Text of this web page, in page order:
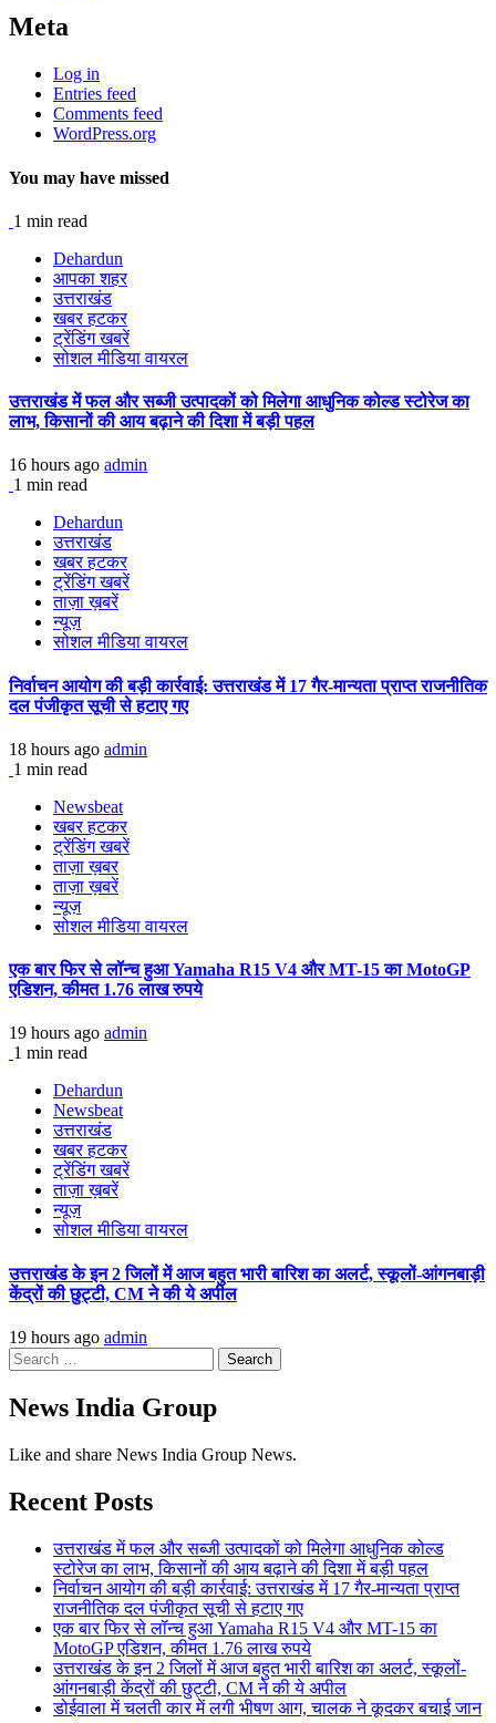
Meta
Log in
Entries feed
Comments feed
WordPress.org
You may have missed
1 min read
Dehardun
आपका शहर
उत्तराखंड
खबर हटकर
ट्रेंडिंग खबरें
सोशल मीडिया वायरल
उत्तराखंड में फल और सब्जी उत्पादकों को मिलेगा आधुनिक कोल्ड स्टोरेज का
लाभ, किसानों की आय बढ़ाने की दिशा में बड़ी पहल
16 hours ago admin
1 min read
Dehardun
उत्तराखंड
खबर हटकर
ट्रेंडिंग खबरें
ताज़ा ख़बरें
न्यूज़
सोशल मीडिया वायरल
निर्वाचन आयोग की बड़ी कार्रवाई: उत्तराखंड में 17 गैर-मान्यता प्राप्त राजनीतिक
दल पंजीकृत सूची से हटाए गए
18 hours ago admin
1 min read
Newsbeat
खबर हटकर
ट्रेंडिंग खबरें
ताज़ा ख़बर
ताज़ा ख़बरें
न्यूज़
सोशल मीडिया वायरल
एक बार फिर से लॉन्च हुआ Yamaha R15 V4 और MT-15 का MotoGP
एडिशन, कीमत 1.76 लाख रुपये
19 hours ago admin
1 min read
Dehardun
Newsbeat
उत्तराखंड
खबर हटकर
ट्रेंडिंग खबरें
ताज़ा ख़बरें
न्यूज़
सोशल मीडिया वायरल
उत्तराखंड के इन 2 जिलों में आज बहुत भारी बारिश का अलर्ट, स्कूलों-आंगनबाड़ी
केंद्रों की छुट्टी, CM ने की ये अपील
19 hours ago admin
Search
for:
News India Group
Like and share News India Group News.
Recent Posts
उत्तराखंड में फल और सब्जी उत्पादकों को मिलेगा आधुनिक कोल्ड
स्टोरेज का लाभ, किसानों की आय बढ़ाने की दिशा में बड़ी पहल
निर्वाचन आयोग की बड़ी कार्रवाई: उत्तराखंड में 17 गैर-मान्यता प्राप्त
राजनीतिक दल पंजीकृत सूची से हटाए गए
एक बार फिर से लॉन्च हुआ Yamaha R15 V4 और MT-15 का
MotoGP एडिशन, कीमत 1.76 लाख रुपये
उत्तराखंड के इन 2 जिलों में आज बहुत भारी बारिश का अलर्ट, स्कूलों-
आंगनबाड़ी केंद्रों की छुट्टी, CM ने की ये अपील
डोईवाला में चलती कार में लगी भीषण आग, चालक ने कूदकर बचाई जान